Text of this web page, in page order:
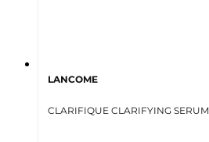
LANCOME
CLARIFIQUE CLARIFYING SERUM